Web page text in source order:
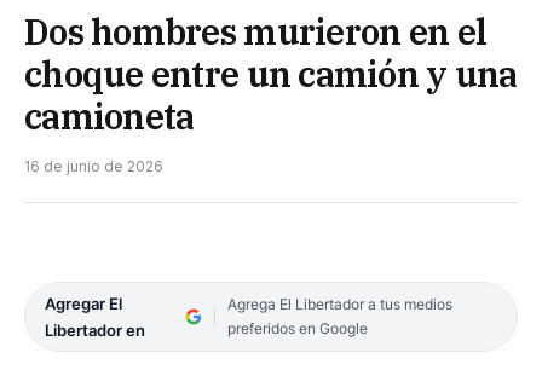
Dos hombres murieron en el
choque entre un camión y una
camioneta
16 de junio de 2026
Agregar El
Libertador en
Agrega El Libertador a tus medios
preferidos en Google